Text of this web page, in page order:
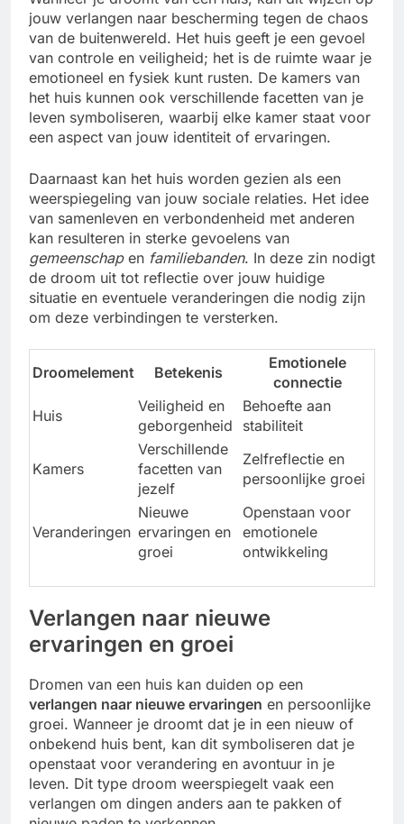
jouw verlangen naar bescherming tegen de chaos
van de buitenwereld. Het huis geeft je een gevoel
van controle en veiligheid; het is de ruimte waar je
emotioneel en fysiek kunt rusten. De kamers van
het huis kunnen ook verschillende facetten van je
leven symboliseren, waarbij elke kamer staat voor
een aspect van jouw identiteit of ervaringen.
Daarnaast kan het huis worden gezien als een
weerspiegeling van jouw sociale relaties. Het idee
van samenleven en verbondenheid met anderen
kan resulteren in sterke gevoelens van
gemeenschapen familiebanden. In deze zin nodigt
de droom uit tot reflectie over jouw huidige
situatie en eventuele veranderingen die nodig zijn
om deze verbindingen te versterken.
Droomelement Betekenis
Emotionele
connectie
Huis
Veiligheid en
geborgenheid
Behoefte aan
stabiliteit
Kamers
Verschillende
facetten van
jezelf
Zelfreflectie en
persoonlijke groei
Veranderingen
Nieuwe
ervaringen en
groei
Openstaan voor
emotionele
ontwikkeling
Verlangen naar nieuwe
ervaringen en groei
Dromen van een huis kan duiden op een
verlangen naar nieuwe ervaringen en persoonlijke
groei. Wanneer je droomt dat je in een nieuw of
onbekend huis bent, kan dit symboliseren dat je
openstaat voor verandering en avontuur in je
leven. Dit type droom weerspiegelt vaak een
verlangen om dingen anders aan te pakken of